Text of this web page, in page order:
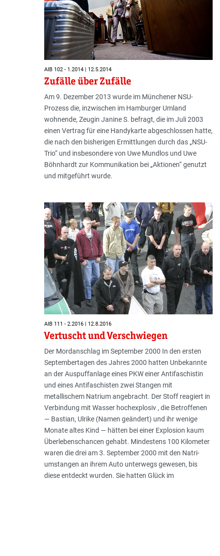
AIB 102 - 1.2014 | 12.5.2014
Zufälle über Zufälle
Am 9. Dezember 2013 wurde im Münchener NSU-
Prozess die, inzwischen im Hamburger Umland
wohnende, Zeugin Janine S. befragt, die im Juli 2003
einen Vertrag für eine Handykarte abgeschlossen hatte,
die nach den bisherigen Ermittlungen durch das „NSU-
Trio“ und insbesondere von Uwe Mundlos und Uwe
Böhnhardt zur Kommunikation bei „Aktionen“ genutzt
und mitgeführt wurde.
AIB 111 - 2.2016 | 12.8.2016
Vertuscht und Verschwiegen
Der Mordanschlag im September 2000 In den ersten
Septembertagen des Jahres 2000 hatten Unbekannte
an der Auspuffanlage eines PKW einer Antifaschistin
und eines Antifaschisten zwei Stangen mit
metallischem Natrium angebracht. Der Stoff reagiert in
Verbindung mit Wasser hochexplosiv , die Betroffenen
— Bastian, Ulrike (Namen geändert) und ihr wenige
Monate altes Kind — hätten bei einer Explosion kaum
Überlebenschancen gehabt. Mindestens 100 Kilometer
waren die drei am 3. September 2000 mit den Natri­
umstangen an ihrem Auto unterwegs gewe­sen, bis
diese entdeckt wurden. Sie hatten Glück im